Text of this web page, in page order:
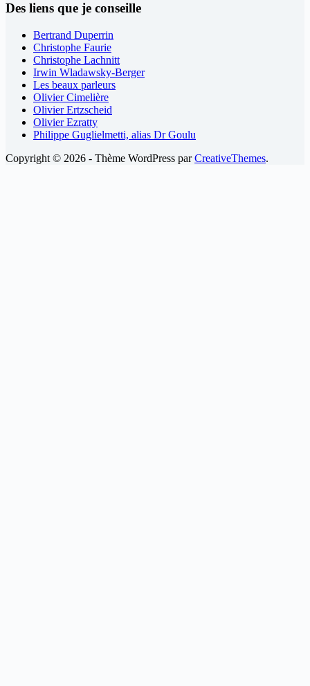
Des liens que je conseille
Bertrand Duperrin
Christophe Faurie
Christophe Lachnitt
Irwin Wladawsky-Berger
Les beaux parleurs
Olivier Cimelière
Olivier Ertzscheid
Olivier Ezratty
Philippe Guglielmetti, alias Dr Goulu
Copyright © 2026 - Thème WordPress parCreativeThemes.